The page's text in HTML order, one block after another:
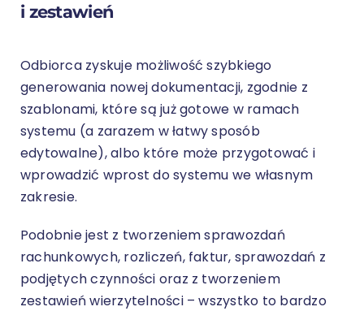
i zestawień
Odbiorca zyskuje możliwość szybkiego
generowania nowej dokumentacji, zgodnie z
szablonami, które są już gotowe w ramach
systemu (a zarazem w łatwy sposób
edytowalne), albo które może przygotować i
wprowadzić wprost do systemu we własnym
zakresie.
Podobnie jest z tworzeniem sprawozdań
rachunkowych, rozliczeń, faktur, sprawozdań z
podjętych czynności oraz z tworzeniem
zestawień wierzytelności – wszystko to bardzo